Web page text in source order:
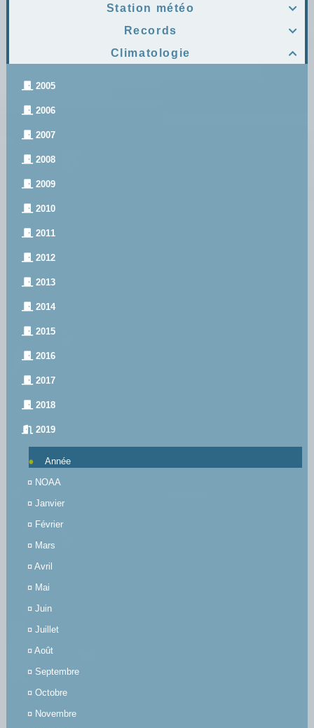

Station météo

Records

Climatologie
2005
2006
2007
2008
2009
2010
2011
2012
2013
2014
2015
2016
2017
2018
2019
Année
¤ NOAA
¤ Janvier
¤ Février
¤ Mars
¤ Avril
¤ Mai
¤ Juin
¤ Juillet
¤ Août
¤ Septembre
¤ Octobre
¤ Novembre